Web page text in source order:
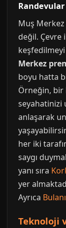
Randevular
Muş
değil. Çevre
Merkez
boyu hatta
Örneğin, bir
seyahatinizi
anlaşarak
her iki
saygı
yanı sıra
yer
Ayrıca
Teknoloji